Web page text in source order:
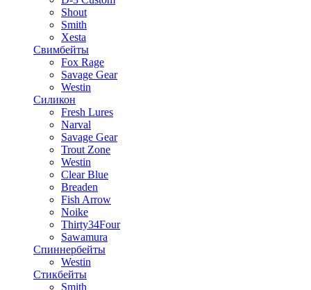
Shout
Smith
Xesta
Свимбейты
Fox Rage
Savage Gear
Westin
Силикон
Fresh Lures
Narval
Savage Gear
Trout Zone
Westin
Clear Blue
Breaden
Fish Arrow
Noike
Thirty34Four
Sawamura
Спиннербейты
Westin
Стикбейты
Smith